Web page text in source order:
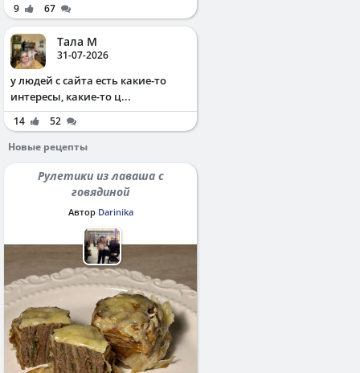
9 67
Тала М
31-07-2026
у людей с сайта есть какие-то
интересы, какие-то ц...
14
52
Новые рецепты
Рулетики из лаваша с
говядиной
Автор Darinika